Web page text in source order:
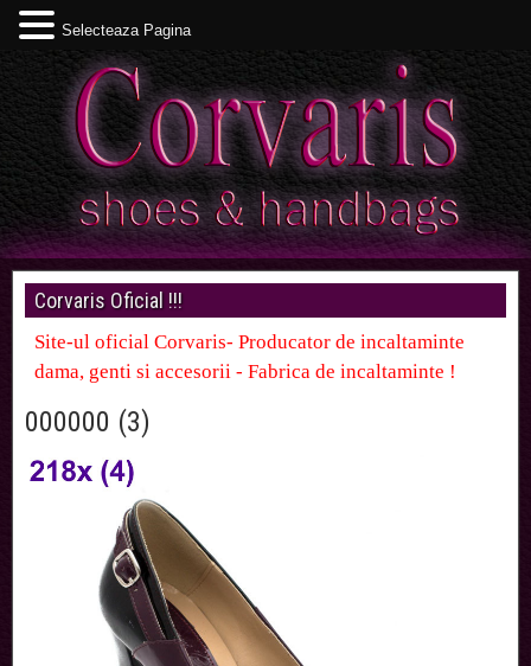
Corvaris Oficial !!!
Site-ul oficial Corvaris- Producator de incaltaminte
dama, genti si accesorii - Fabrica de incaltaminte !
000000 (3)
Selecteaza Pagina